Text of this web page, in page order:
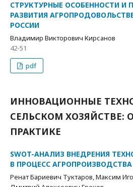
СТРУКТУРНЫЕ ОСОБЕННОСТИ И
РАЗВИТИЯ
РОССИИ
Владимир Викторович Кирсанов
42-51
pdf
ИННОВАЦИОННЫЕ
СЕЛЬСКОМ ХОЗЯЙСТВЕ:
ПРАКТИКЕ
SWOT-АНАЛИЗ ВНЕДРЕНИЯ
В ПРОЦЕСС АГРОПРОИЗВОДСТВА
Ренат Бариевич Туктаров, Максим